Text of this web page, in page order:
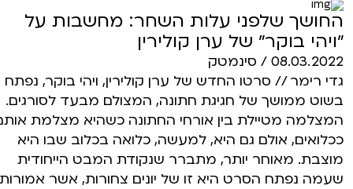
החושך שלפני עלות השחר: מחשבות על
״ויהי בוקר״ של ערן קולירין
08.03.2022 / סינמטק
גדי רימר // סרטו החדש של ערן קולירין, ויהי בוקר, נפתח
בשוט ממושך של חגיגת חתונה, המצולם מבעד לסורגים.
המצלמה מטיילת בין אורחי החתונה כשהיא מצלמת
ככלואים, אולם גם היא, למעשה, כלואה בכלוב שבו היא
מוצבת. מאוחר יותר, מתברר שנקודת המבט הייחודית
שעמה נפתח הסרט היא זו של יונים צחורות, אשר אמורות